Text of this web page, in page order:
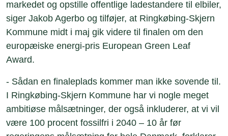
markedet og opstille offentlige ladestandere til elbiler,
siger Jakob Agerbo og tilføjer, at Ringkøbing-Skjern
Kommune midt i maj gik videre til finalen om den
europæiske energi-pris European Green Leaf
Award.
- Sådan en finaleplads kommer man ikke sovende til.
I Ringkøbing-Skjern Kommune har vi nogle meget
ambitiøse målsætninger, der også inkluderer, at vi vil
være 100 procent fossilfri i 2040 – 10 år før